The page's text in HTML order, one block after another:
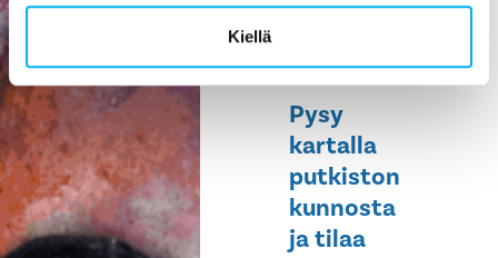
Kiellä
pidentää
elinikää.
Pysy
kartalla
putkiston
kunnosta
ja tilaa